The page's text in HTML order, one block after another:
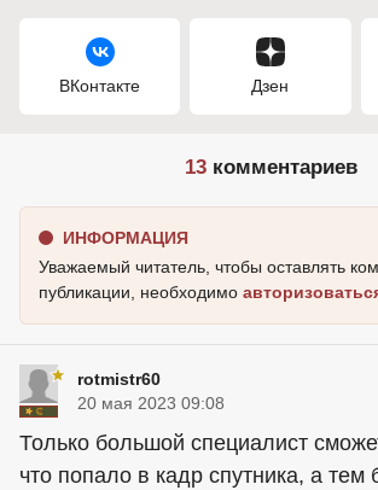
ВКонтакте Дзен
13комментариев
ИНФОРМАЦИЯ
Уважаемый читатель, чтобы оставлять
публикации, необходимо
rotmistr60
20 мая 2023 09:08
Только большой специалист
что попало в кадр спутника, а тем